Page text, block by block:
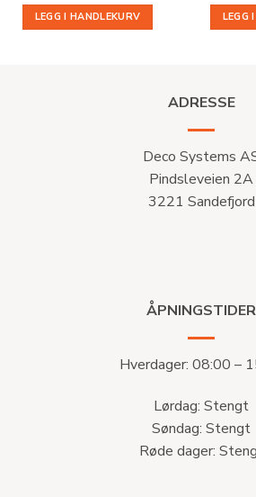
LEGG I HANDLEKURV LEGG
ADRESSE
Deco Systems
Pindsleveien 2A
3221 Sandefjord
ÅPNINGSTIDER
Hverdager: 08:00 –
Lørdag: Stengt
Søndag: Stengt
Røde dager: